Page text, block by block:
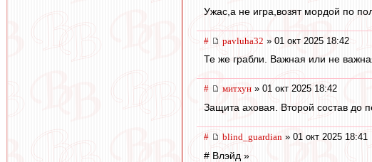
Ужас,а не игра,возят мордой по
# pavluha32 » 01 окт 2025 18:42
Те же грабли. Важная или не
# митхун » 01 окт 2025 18:42
Защита аховая. Второй состав до
# blind_guardian » 01 окт 2025 18:41
# Влэйд »